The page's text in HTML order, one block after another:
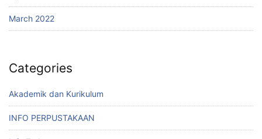
March 2022
Categories
Akademik dan Kurikulum
INFO PERPUSTAKAAN